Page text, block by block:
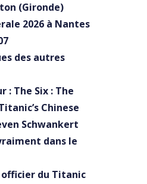
(Gironde)
2026 à Nantes
des autres
: The Six : The
Chinese
Schwankert
dans le
officier du Titanic